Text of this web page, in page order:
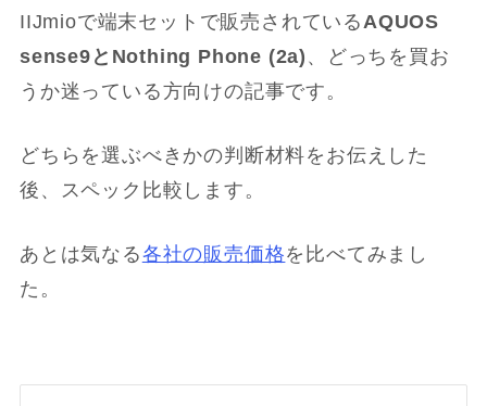
IIJmioで端末セットで販売されているAQUOS
sense9と Nothing Phone (2a) 、どっちを買お
うか迷っている方向けの記事です。
どちらを選ぶべきかの判断材料をお伝えした
後、スペック比較します。
あとは気なる各社の販売価格を比べてみまし
た。